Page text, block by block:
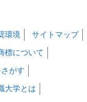
環境
サイトマップ
標について
がす
大学とは